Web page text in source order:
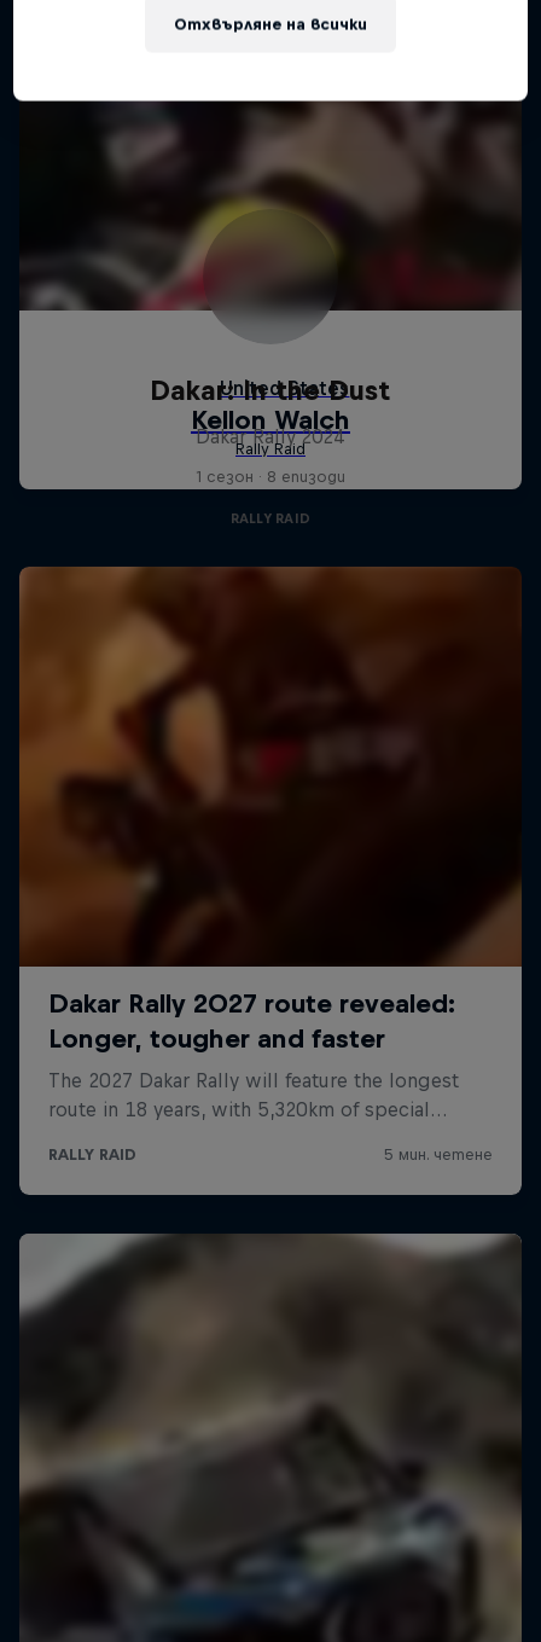
Dakar: In the Dust
Dakar Rally 2024
1 сезон · 8 епизоди
RALLY RAID
Отхвърляне на всички